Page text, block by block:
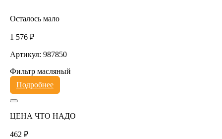
Осталось мало
1 576 ₽
Артикул: 987850
Фильтр масляный
Подробнее
ЦЕНА ЧТО НАДО
462 ₽